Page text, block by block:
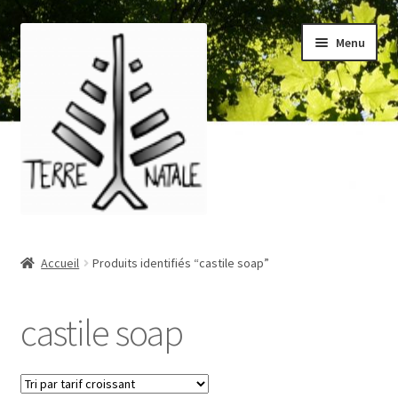
Aller
à
la
navigation
Aller
au
contenu
Menu
Blog
Boutique/Shop
Accueil Produits identifiés “castile soap”
castile soap